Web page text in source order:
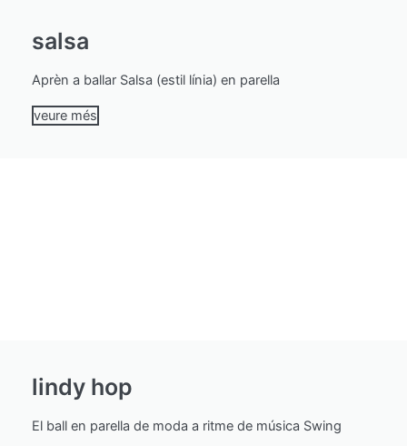
salsa
Aprèn a ballar Salsa (estil línia) en parella
veure més
lindy hop
El ball en parella de moda a ritme de música Swing